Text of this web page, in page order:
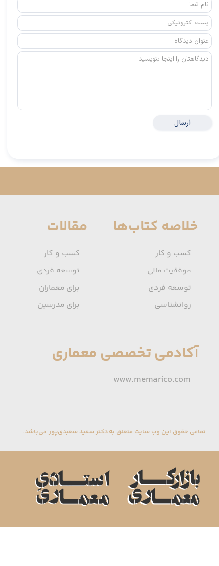
ارسال
خلاصه کتاب‌ها
کسب و کار
موفقیت مالی
توسعه فردی
روانشناسی
مقالات
آکادمی تخصصی معماری
www.memarico.com
تمامی حقوق این وب سایت متعلق به دکتر سعید سعیدی‌پور می‌باشد.
کسب و کار
توسعه فردی
برای معماران
برای مدرسین